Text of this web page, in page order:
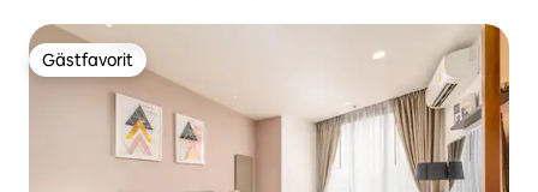
Gästfavorit
Gästfavorit